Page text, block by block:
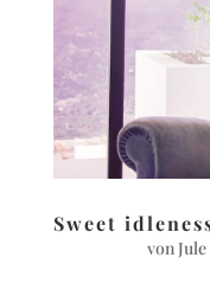
Sweet
vonJule|